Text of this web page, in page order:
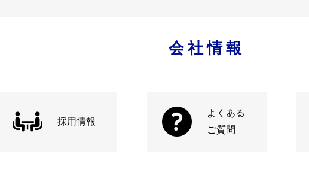
会社情報
採用情報
よくある
ご質問